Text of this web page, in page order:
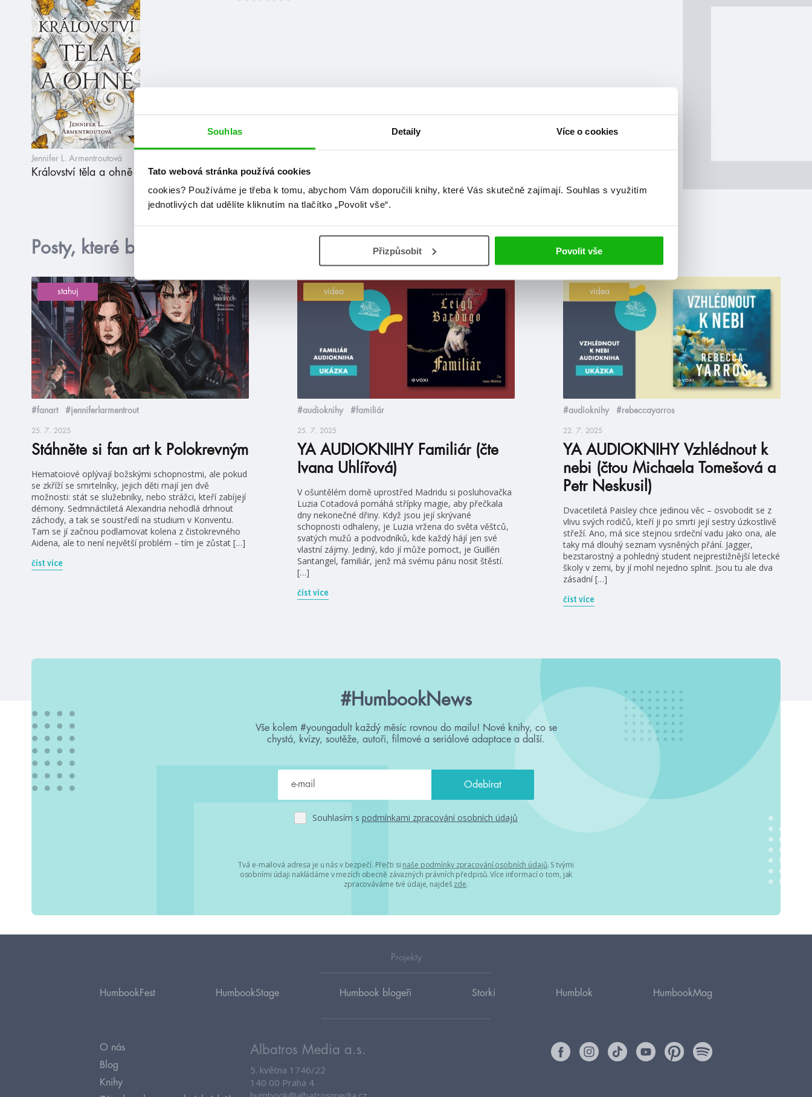
Souhlas Detaily Více o cookies
Tato webová stránka používá cookies
cookies? Používáme je třeba k tomu, abychom Vám doporučili knihy, které Vás skutečně zajímají. Souhlas s využitím
jednotlivých dat udělíte kliknutím na tlačítko „Povolit vše“.
Přizpůsobit Povolit vše
Jennifer L. Armentroutová
Království těla a ohně
Posty, které by tě mohly zajímat
stahuj
#fanart #jenniferlarmentrout
25. 7. 2025
Stáhněte si fan art k Polokrevným
Hematoiové oplývají božskými schopnostmi, ale pokud
se zkříží se smrtelníky, jejich děti mají jen dvě
možnosti: stát se služebníky, nebo strážci, kteří zabíjejí
démony. Sedmnáctiletá Alexandria nehodlá drhnout
záchody, a tak se soustředí na studium v Konventu.
Tam se jí začnou podlamovat kolena z čistokrevného
Aidena, ale to není největší problém – tím je zůstat […]
číst více
videa
#audioknihy #familiár
25. 7. 2025
YA AUDIOKNIHY Familiár (čte
Ivana Uhlířová)
V ošuntělém domě uprostřed Madridu si posluhovačka
Luzia Cotadová pomáhá střípky magie, aby přečkala
dny nekonečné dřiny. Když jsou její skrývané
schopnosti odhaleny, je Luzia vržena do světa věštců,
svatých mužů a podvodníků, kde každý hájí jen své
vlastní zájmy. Jediný, kdo jí může pomoct, je Guillén
Santangel, familiár, jenž má svému pánu nosit štěstí.
[…]
číst více
videa
#audioknihy #rebeccayarros
22. 7. 2025
YA AUDIOKNIHY Vzhlédnout k
nebi (čtou Michaela Tomešová a
Petr Neskusil)
Dvacetiletá Paisley chce jedinou věc – osvobodit se z
vlivu svých rodičů, kteří ji po smrti její sestry úzkostlivě
střeží. Ano, má sice stejnou srdeční vadu jako ona, ale
taky má dlouhý seznam vysněných přání. Jagger,
bezstarostný a pohledný student nejprestižnější letecké
školy v zemi, by jí mohl nejedno splnit. Jsou tu ale dva
zásadní […]
číst více
#HumbookNews
Vše kolem #youngadult každý měsíc rovnou do mailu! Nové knihy, co se
chystá, kvízy, soutěže, autoři, filmové a seriálové adaptace a další.
Souhlasím s podmínkami zpracování osobních údajů
Tvá e-mailová adresa je u nás v bezpečí. Přečti si naše podmínky zpracování osobních údajů. S tvými
osobními údaji nakládáme v mezích obecně závazných právních předpisů. Více informací o tom, jak
zpracováváme tvé údaje, najdeš zde.
Projekty
HumbookFest HumbookStage Humbook blogeři Storki Humblok HumbookMag
O nás
Blog
Knihy
Albatros Media a.s.
5. května 1746/22
140 00 Praha 4